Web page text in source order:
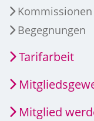
Begegnungen
Tarifarbeit
Mitglied